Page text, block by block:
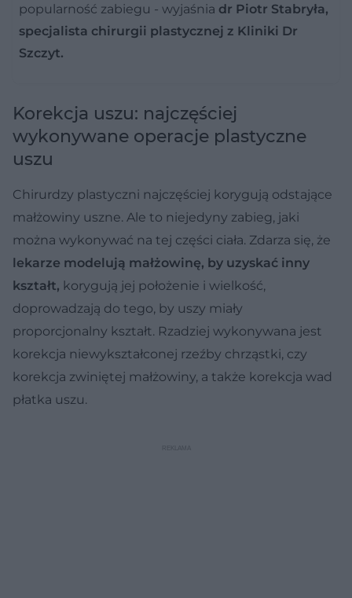
popularność zabiegu - wyjaśnia dr Piotr Stabryła,
specjalista chirurgii plastycznej z Kliniki Dr
Szczyt.
Korekcja uszu: najczęściej
wykonywane operacje plastyczne
uszu
Chirurdzy plastyczni najczęściej korygują odstające
małżowiny uszne. Ale to niejedyny zabieg, jaki
można wykonywać na tej części ciała. Zdarza się, że
lekarze modelują małżowinę, by uzyskać inny
kształt, korygują jej położenie i wielkość,
doprowadzają do tego, by uszy miały
proporcjonalny kształt. Rzadziej wykonywana jest
korekcja niewykształconej rzeźby chrząstki, czy
korekcja zwiniętej małżowiny, a także korekcja wad
płatka uszu.